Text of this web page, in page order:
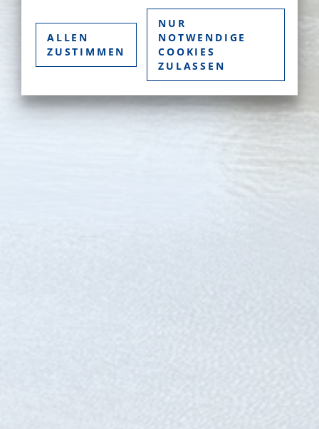
ALLEN
ZUSTIMMEN
NUR
NOTWENDIGE
COOKIES
ZULASSEN